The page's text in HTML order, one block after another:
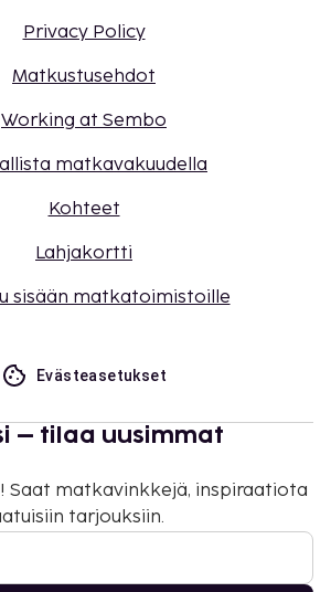
Privacy Policy
Matkustusehdot
Working at Sembo
matkavakuudella
Kohteet
Lahjakortti
sisään matkatoimistoille
Evästeasetukset
– tilaa uusimmat
Saat matkavinkkejä, inspiraatiota
tarjouksiin.